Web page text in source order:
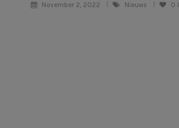
November 2, 2022 Nieuws 0